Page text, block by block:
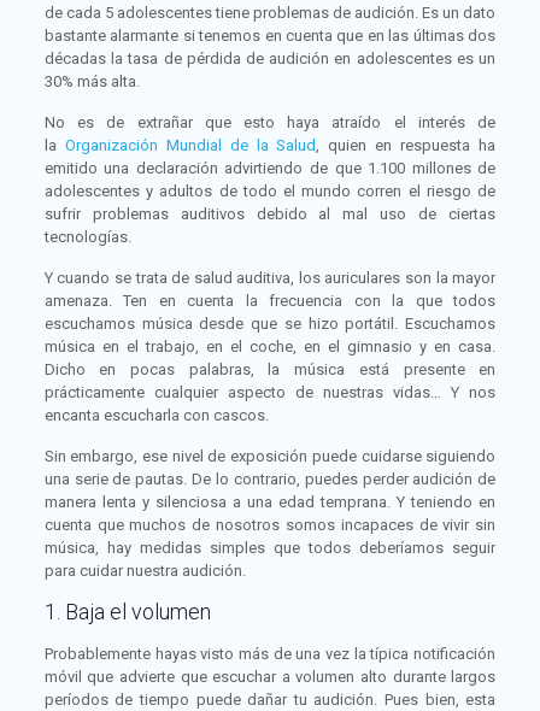
de cada 5 adolescentes tiene problemas de audición. Es un dato
bastante alarmante si tenemos en cuenta que en las últimas dos
décadas la tasa de pérdida de audición en adolescentes es un
30% más alta.
No es de extrañar que esto haya atraído el interés de
la Organización Mundial de la Salud , quien en respuesta ha
emitido una declaración advirtiendo de que 1.100 millones de
adolescentes y adultos de todo el mundo corren el riesgo de
sufrir problemas auditivos debido al mal uso de ciertas
tecnologías.
Y cuando se trata de salud auditiva, los auriculares son la mayor
amenaza. Ten en cuenta la frecuencia con la que todos
escuchamos música desde que se hizo portátil. Escuchamos
música en el trabajo, en el coche, en el gimnasio y en casa.
Dicho en pocas palabras, la música está presente en
prácticamente cualquier aspecto de nuestras vidas… Y nos
encanta escucharla con cascos.
Sin embargo, ese nivel de exposición puede cuidarse siguiendo
una serie de pautas. De lo contrario, puedes perder audición de
manera lenta y silenciosa a una edad temprana. Y teniendo en
cuenta que muchos de nosotros somos incapaces de vivir sin
música, hay medidas simples que todos deberíamos seguir
para cuidar nuestra audición.
1. Baja el volumen
Probablemente hayas visto más de una vez la típica notificación
móvil que advierte que escuchar a volumen alto durante largos
períodos de tiempo puede dañar tu audición. Pues bien, esta